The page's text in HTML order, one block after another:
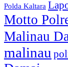
Polda Kaltara
Motto
Malinau
malinau